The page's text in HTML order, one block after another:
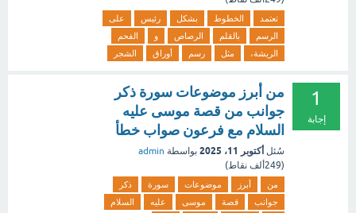
تعتمد الخطوط بشكل رئيس
على
الرسم
بالقلم الرصاص و
الفحم
الريشة،
مثل رسم أوراق الشجر
1
إجابة
من أبرز موضوعات سورة ذكر
جوانب من قصة موسى عليه
السلام مع فرعون صواب خطأ
سُئل أكتوبر 11، 2025 بواسطة admin
(249ألف نقاط)
من أبرز موضوعات سورة
ذكر
جوانب
قصة موسى عليه السلام